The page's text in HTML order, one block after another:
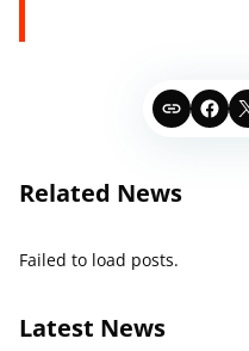
Related News
Failed to load posts.
Latest News